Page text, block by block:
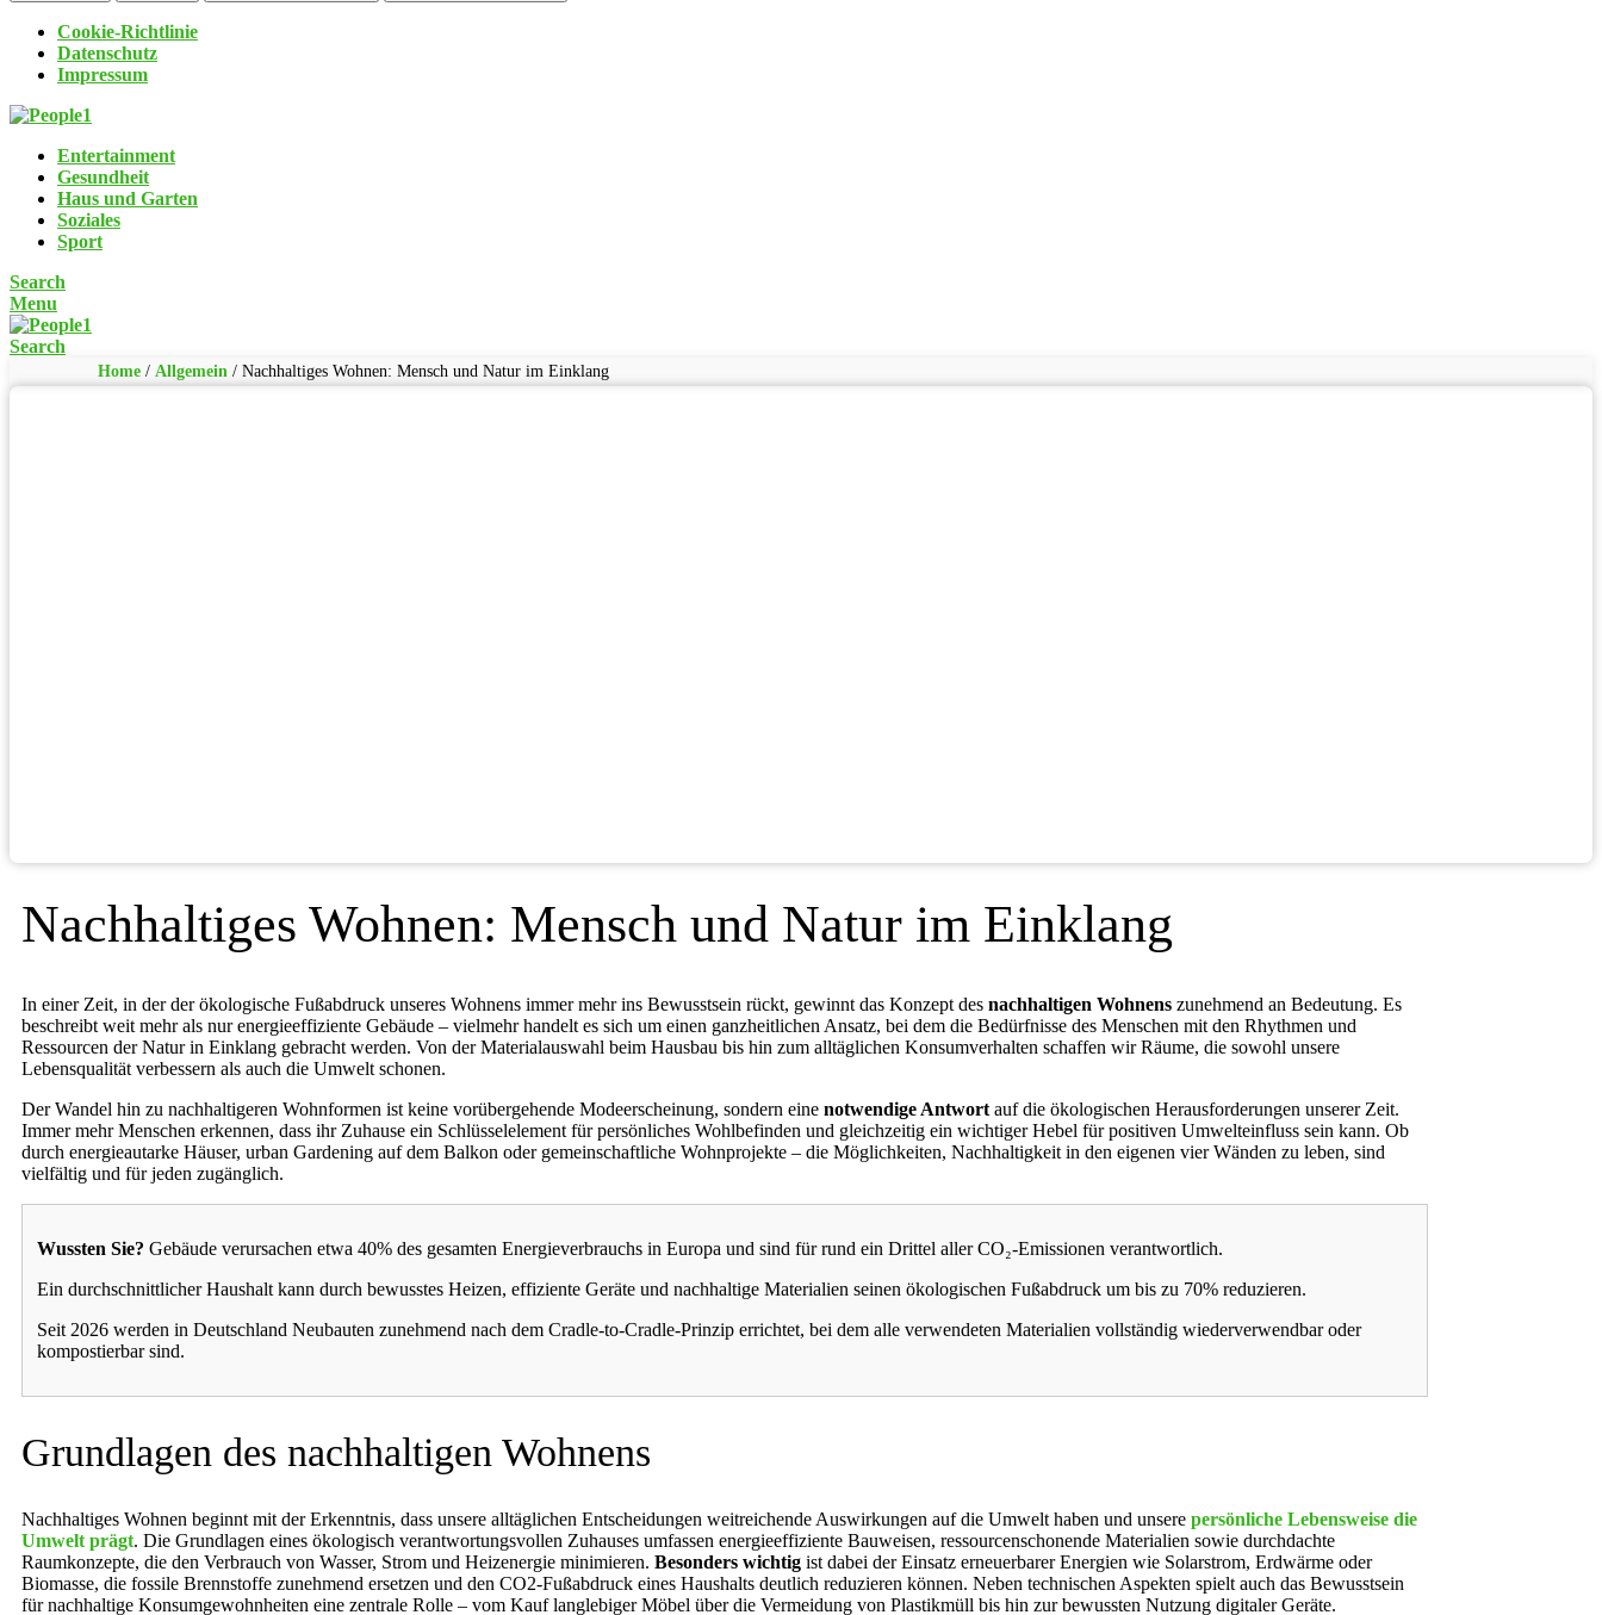
Cookie-Richtlinie
Datenschutz
Impressum
Entertainment
Gesundheit
Haus und Garten
Soziales
Sport
Search
Menu
Search
Home / Allgemein / Nachhaltiges Wohnen: Mensch und Natur im Einklang
Nachhaltiges Wohnen: Mensch und Natur im Einklang
In einer Zeit, in der der ökologische Fußabdruck unseres Wohnens immer mehr ins Bewusstsein rückt, gewinnt das Konzept des nachhaltigen Wohnens zunehmend an Bedeutung. Es
beschreibt weit mehr als nur energieeffiziente Gebäude – vielmehr handelt es sich um einen ganzheitlichen Ansatz, bei dem die Bedürfnisse des Menschen mit den Rhythmen und
Ressourcen der Natur in Einklang gebracht werden. Von der Materialauswahl beim Hausbau bis hin zum alltäglichen Konsumverhalten schaffen wir Räume, die sowohl unsere
Lebensqualität verbessern als auch die Umwelt schonen.
Der Wandel hin zu nachhaltigeren Wohnformen ist keine vorübergehende Modeerscheinung, sondern eine notwendige Antwort auf die ökologischen Herausforderungen unserer Zeit.
Immer mehr Menschen erkennen, dass ihr Zuhause ein Schlüsselelement für persönliches Wohlbefinden und gleichzeitig ein wichtiger Hebel für positiven Umwelteinfluss sein kann. Ob
durch energieautarke Häuser, urban Gardening auf dem Balkon oder gemeinschaftliche Wohnprojekte – die Möglichkeiten, Nachhaltigkeit in den eigenen vier Wänden zu leben, sind
vielfältig und für jeden zugänglich.
Wussten Sie? Gebäude verursachen etwa 40% des gesamten Energieverbrauchs in Europa und sind für rund ein Drittel aller CO₂-Emissionen verantwortlich.
Ein durchschnittlicher Haushalt kann durch bewusstes Heizen, effiziente Geräte und nachhaltige Materialien seinen ökologischen Fußabdruck um bis zu 70% reduzieren.
Seit 2026 werden in Deutschland Neubauten zunehmend nach dem Cradle-to-Cradle-Prinzip errichtet, bei dem alle verwendeten Materialien vollständig wiederverwendbar oder
kompostierbar sind.
Grundlagen des nachhaltigen Wohnens
Nachhaltiges Wohnen beginnt mit der Erkenntnis, dass unsere alltäglichen Entscheidungen weitreichende Auswirkungen auf die Umwelt haben und unsere persönliche Lebensweise die
Umwelt prägt. Die Grundlagen eines ökologisch verantwortungsvollen Zuhauses umfassen energieeffiziente Bauweisen, ressourcenschonende Materialien sowie durchdachte
Raumkonzepte, die den Verbrauch von Wasser, Strom und Heizenergie minimieren. Besonders wichtig ist dabei der Einsatz erneuerbarer Energien wie Solarstrom, Erdwärme oder
Biomasse, die fossile Brennstoffe zunehmend ersetzen und den CO2-Fußabdruck eines Haushalts deutlich reduzieren können. Neben technischen Aspekten spielt auch das Bewusstsein
für nachhaltige Konsumgewohnheiten eine zentrale Rolle – vom Kauf langlebiger Möbel über die Vermeidung von Plastikmüll bis hin zur bewussten Nutzung digitaler Geräte.